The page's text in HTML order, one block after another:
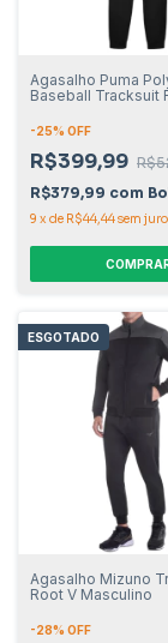
Agasalho Puma
Baseball Tracksuit
-25% OFF
R$399,99
R$379,99 com
9 x de R$44,44sem
ESGOTADO
Agasalho Mizuno
Root V Masculino
-28% OFF